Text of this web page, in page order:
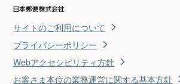
サイトのご利用について
プライバシーポリシー
Webアクセシビリティ方針
お客さま本位の業務運営に関する基本方針